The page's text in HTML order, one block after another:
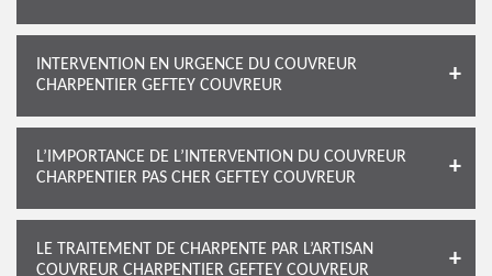
INTERVENTION EN URGENCE DU COUVREUR
CHARPENTIER GEFTEY COUVREUR
L’IMPORTANCE DE L’INTERVENTION DU COUVREUR
CHARPENTIER PAS CHER GEFTEY COUVREUR
LE TRAITEMENT DE CHARPENTE PAR L’ARTISAN
COUVREUR CHARPENTIER GEFTEY COUVREUR